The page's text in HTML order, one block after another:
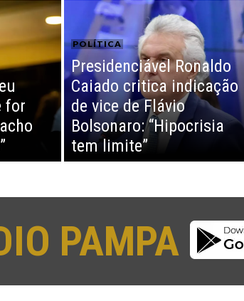
for
POLÍTICA
Presidenciável Ronaldo
Caiado critica indicação
de vice de Flávio
Bolsonaro: “Hipocrisia
tem limite”
PAMPA